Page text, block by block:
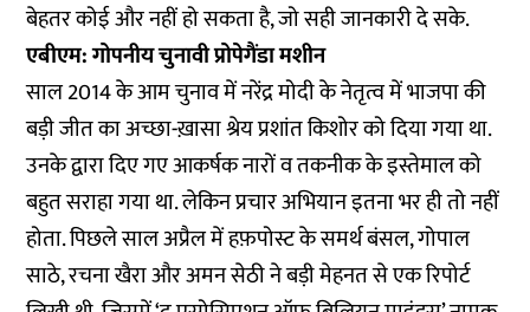
बेहतर कोई और नहीं हो सकता है, जो सही जानकारी दे सके.
एबीएम: गोपनीय चुनावी प्रोपेगैंडा मशीन
साल 2014 के आम चुनाव में नरेंद्र मोदी के नेतृत्व में भाजपा की
बड़ी जीत का अच्छा-ख़ासा श्रेय प्रशांत किशोर को दिया गया था.
उनके द्वारा दिए गए आकर्षक नारों व तकनीक के इस्तेमाल को
बहुत सराहा गया था. लेकिन प्रचार अभियान इतना भर ही तो नहीं
होता. पिछले साल अप्रैल मेंहफ़पोस्टके समर्थ बंसल, गोपाल
साठे, रचना खैरा और अमन सेठी ने बड़ी मेहनत से एक रिपोर्ट